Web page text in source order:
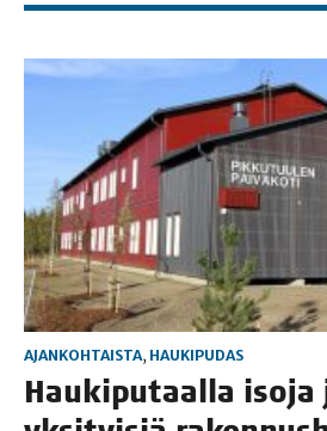
AJANKOHTAISTA, HAUKIPUDAS
Hau­ki­pu­taal­la iso­ja